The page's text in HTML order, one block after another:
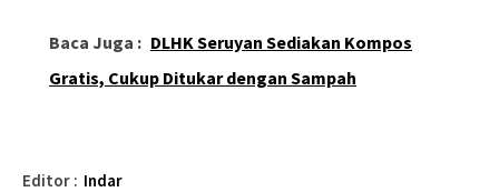
Baca Juga : DLHK Seruyan Sediakan Kompos
Gratis, Cukup Ditukar dengan Sampah
Editor : Indar